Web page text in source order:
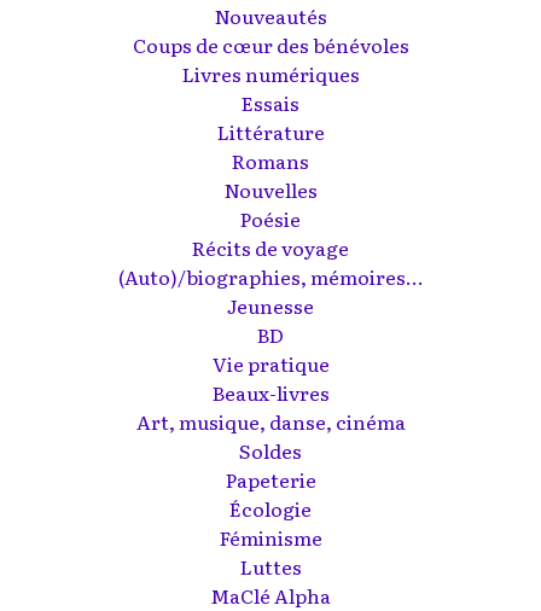
Nouveautés
Coups de cœur des bénévoles
Livres numériques
Essais
Littérature
Romans
Nouvelles
Poésie
Récits de voyage
(Auto)/biographies, mémoires...
Jeunesse
BD
Vie pratique
Beaux-livres
Art, musique, danse, cinéma
Soldes
Papeterie
Écologie
Féminisme
Luttes
MaClé Alpha